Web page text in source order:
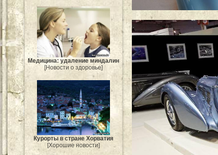
Медицина: удаление миндалин
[Новости о здоровье]
Курорты в стране Хорватия
[Хорошие новости]